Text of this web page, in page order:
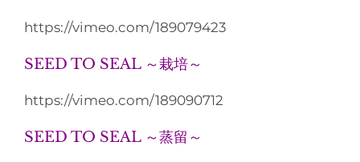
https://vimeo.com/189079423
SEED TO SEAL ～栽培～
https://vimeo.com/189090712
SEED TO SEAL ～蒸留～